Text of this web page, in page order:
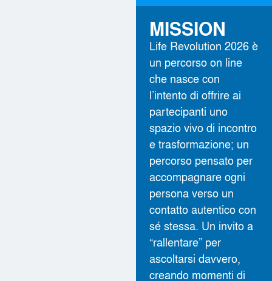
MISSION
Life Revolution 2026 è
un percorso on line
che nasce con
l’intento di offrire ai
partecipanti uno
spazio vivo di incontro
e trasformazione; un
percorso pensato per
accompagnare ogni
persona verso un
contatto autentico con
sé stessa. Un invito a
“rallentare” per
ascoltarsi davvero,
creando momenti di